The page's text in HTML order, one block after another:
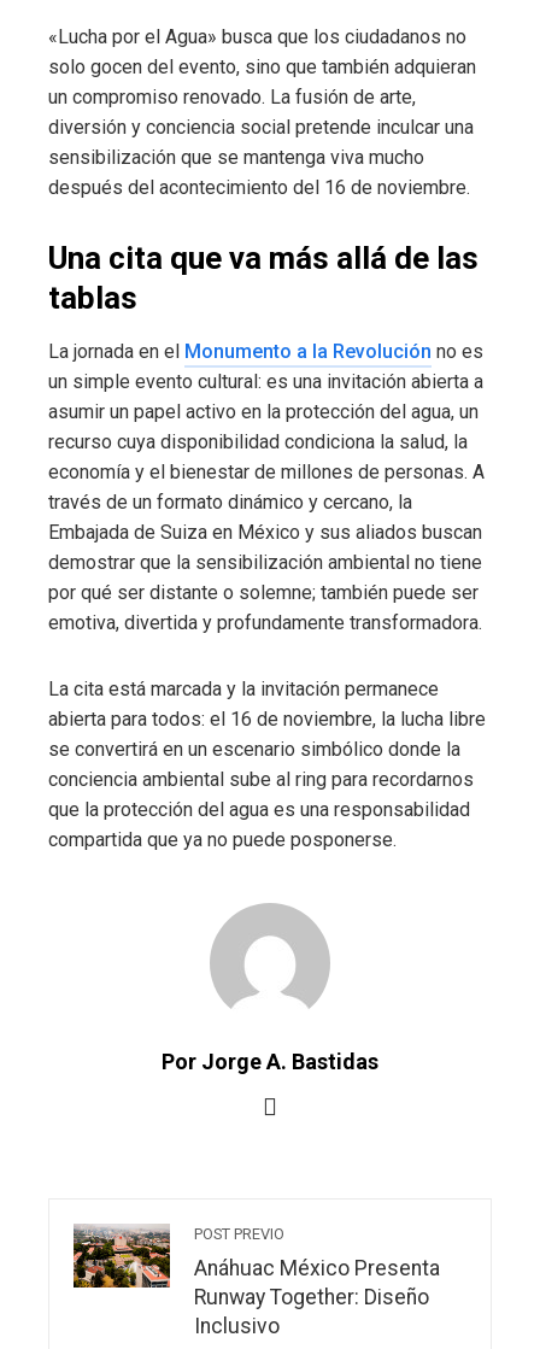
«Lucha por el Agua» busca que los ciudadanos no
solo gocen del evento, sino que también adquieran
un compromiso renovado. La fusión de arte,
diversión y conciencia social pretende inculcar una
sensibilización que se mantenga viva mucho
después del acontecimiento del 16 de noviembre.
Una cita que va más allá de las
tablas
La jornada en el Monumento a la Revolución no es
un simple evento cultural: es una invitación abierta a
asumir un papel activo en la protección del agua, un
recurso cuya disponibilidad condiciona la salud, la
economía y el bienestar de millones de personas. A
través de un formato dinámico y cercano, la
Embajada de Suiza en México y sus aliados buscan
demostrar que la sensibilización ambiental no tiene
por qué ser distante o solemne; también puede ser
emotiva, divertida y profundamente transformadora.
La cita está marcada y la invitación permanece
abierta para todos: el 16 de noviembre, la lucha libre
se convertirá en un escenario simbólico donde la
conciencia ambiental sube al ring para recordarnos
que la protección del agua es una responsabilidad
compartida que ya no puede posponerse.
Por Jorge A. Bastidas
POST PREVIO
Anáhuac México Presenta
Runway Together: Diseño
Inclusivo